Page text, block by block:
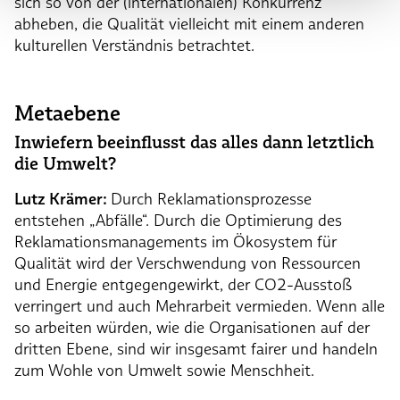
abheben, die Qualität vielleicht mit einem anderen
kulturellen Verständnis betrachtet.
Metaebene
Inwiefern beeinflusst das alles dann letztlich
die Umwelt?
Lutz Krämer: Durch Reklamationsprozesse
entstehen „Abfälle“. Durch die Optimierung des
Reklamationsmanagements im Ökosystem für
Qualität wird der Verschwendung von Ressourcen
und Energie entgegengewirkt, der CO2-Ausstoß
verringert und auch Mehrarbeit vermieden. Wenn alle
so arbeiten würden, wie die Organisationen auf der
dritten Ebene, sind wir insgesamt fairer und handeln
zum Wohle von Umwelt sowie Menschheit.